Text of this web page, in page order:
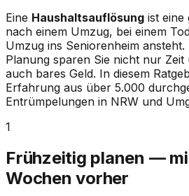
Eine Haushaltsauflösung ist
nach einem Umzug, bei einem
Umzug ins Seniorenheim
Planung sparen Sie nicht nur
auch bares Geld. In diesem
Erfahrung aus über 5.000
Entrümpelungen in NRW und
1
Frühzeitig planen —
Wochen vorher